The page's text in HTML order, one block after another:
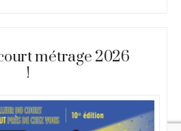
métrage 2026
!